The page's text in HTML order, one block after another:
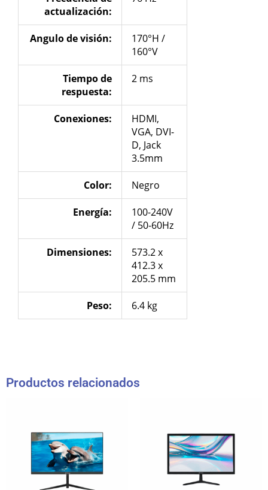
actualización:
Angulo devisión:
170°H /
160°V
Tiempo de
respuesta:
2 ms
Conexiones:
HDMI,
VGA, DVI-
D, Jack
3.5mm
Color: Negro
Energía:
100-240V
/ 50-60Hz
Dimensiones:
573.2 x
412.3 x
205.5 mm
Peso: 6.4 kg
Productos relacionados